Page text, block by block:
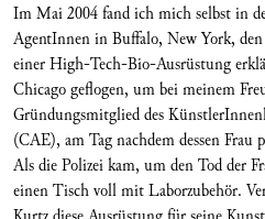
Im Mai 2004 fand ich mich selbst in
AgentInnen in Buffalo, New York,
einer High-Tech-Bio-Ausrüstung
Chicago geflogen, um bei meinem
Gründungsmitglied des
(CAE), am Tag nachdem dessen
Als die Polizei kam, um den Tod der
einen Tisch voll mit Laborzubehör.